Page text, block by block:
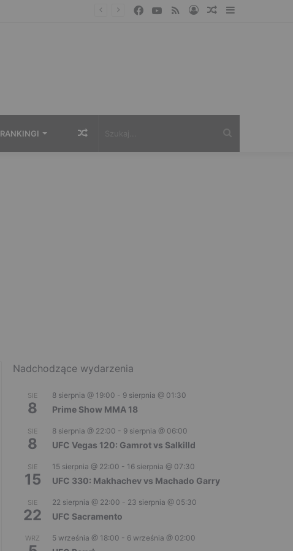
Sidebar
Losowy
Zaloguj
RSS
YouTube
Facebook
RANKINGI Losowy
Nadchodzące wydarzenia
SIE
8
8 sierpnia @ 19:00 - 9 sierpnia @ 01:30
Prime Show MMA 18
SIE
8
8 sierpnia @ 22:00 - 9 sierpnia @ 06:00
UFC Vegas 120: Gamrot vs Salkilld
SIE
15
15 sierpnia @ 22:00 - 16 sierpnia @ 07:30
UFC 330: Makhachev vs Machado Garry
SIE
22
22 sierpnia @ 22:00 - 23 sierpnia @ 05:30
UFC Sacramento
WRZ 5 września @ 18:00 - 6 września @ 02:00